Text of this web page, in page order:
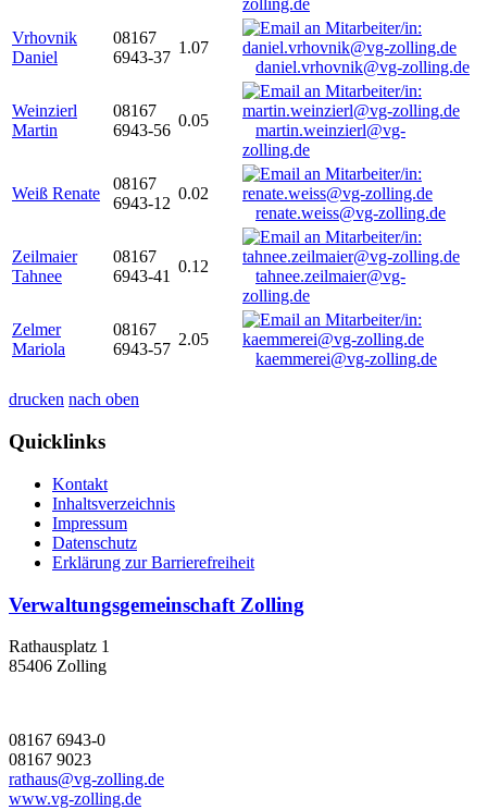
zolling.de
Vrhovnik
Daniel
08167
6943-37
1.07
daniel.vrhovnik@vg-zolling.de
Weinzierl
Martin
08167
6943-56
0.05
martin.weinzierl@vg-
zolling.de
Weiß Renate
08167
6943-12
0.02
renate.weiss@vg-zolling.de
Zeilmaier
Tahnee
08167
6943-41
0.12
tahnee.zeilmaier@vg-
zolling.de
Zelmer
Mariola
08167
6943-57
2.05
kaemmerei@vg-zolling.de
drucken nach oben
Quicklinks
Kontakt
Inhaltsverzeichnis
Impressum
Datenschutz
Erklärung zur Barrierefreiheit
Verwaltungsgemeinschaft Zolling
Rathausplatz 1
85406 Zolling
08167 6943-0
08167 9023
rathaus@vg-zolling.de
www.vg-zolling.de